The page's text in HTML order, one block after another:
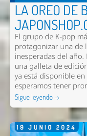
LA OREO DE
El grupo de K-pop
protagonizar una de
inesperadas del año.
una galleta de
ya está disponible
esperamos tener
Sigue leyendo →
19 JUNIO 2024